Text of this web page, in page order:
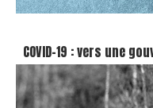
COVID-19 : vers une